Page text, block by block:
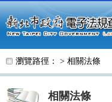
跳至主要內容
瀏覽路徑： > 相關法條
相關法條